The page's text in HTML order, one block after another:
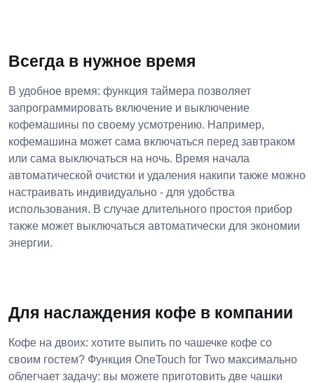
Всегда в нужное время
В удобное время: функция таймера позволяет
запрограммировать включение и выключение
кофемашины по своему усмотрению. Например,
кофемашина может сама включаться перед завтраком
или сама выключаться на ночь. Время начала
автоматической очистки и удаления накипи также можно
настраивать индивидуально - для удобства
использования. В случае длительного простоя прибор
также может выключаться автоматически для экономии
энергии.
Для наслаждения кофе в компании
Кофе на двоих: хотите выпить по чашечке кофе со
своим гостем? Функция OneTouch for Two максимально
облегчает задачу: вы можете приготовить две чашки